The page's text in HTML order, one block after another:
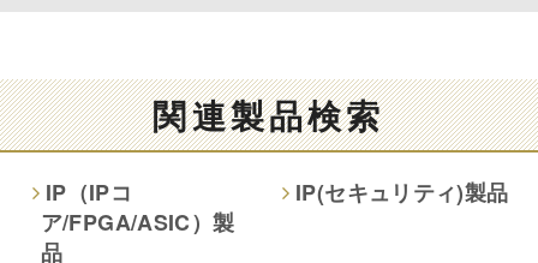
情報提供は任意ですが、情報を提供しなかった場合、情報の
項目によってはお問い合わせ等に
ご回答できない場合がございます。
本人が容易に認識できない方法による取得
関連製品検索
IP（IPコ
ア/FPGA/ASIC）製
品
IP(セキュリティ)製品